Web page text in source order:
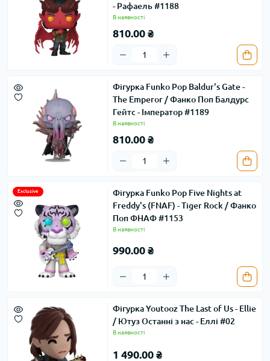
- Рафаель #1188
В наявності
810.00 ₴
Фігурка Funko Pop Baldur's Gate -
The Emperor / Фанко Поп Балдурс
Гейтс - Імператор #1189
В наявності
810.00 ₴
Exclusive
Фігурка Funko Pop Five Nights at
Freddy's (FNAF) - Tiger Rock / Фанко
Поп ФНАФ #1153
В наявності
990.00 ₴
Фігурка Youtooz The Last of Us - Ellie
/ Ютуз Останні з нас - Еллі #02
В наявності
1 490.00 ₴